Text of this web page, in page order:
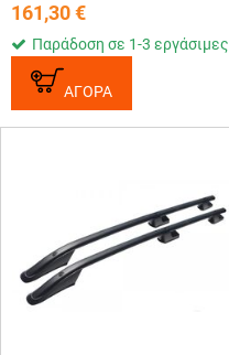
161,30€
Παράδοση σε 1-3 εργάσιμες
ΑΓΟΡΑ